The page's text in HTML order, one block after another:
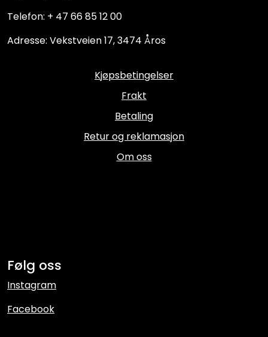
Telefon: + 47 66 85 12 00
Adresse: Vekstveien 17, 3474 Åros
Kjøpsbetingelser
Frakt
Betaling
Retur og reklamasjon
Om oss
Følg oss
Instagram
Facebook